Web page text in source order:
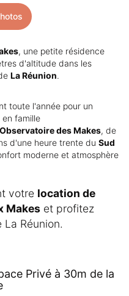
, une petite résidence
d'altitude dans les
La Réunion.
toute l'année pour un
en famille
Observatoire des Makes, de
d'une heure trente du Sud
moderne et atmosphère
votre location de
Makes et profitez
Réunion.
Privé à 30m de la